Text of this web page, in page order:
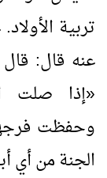
تربية
عنه قال:
«إذا صلت
وحفظت
الجنة من أي